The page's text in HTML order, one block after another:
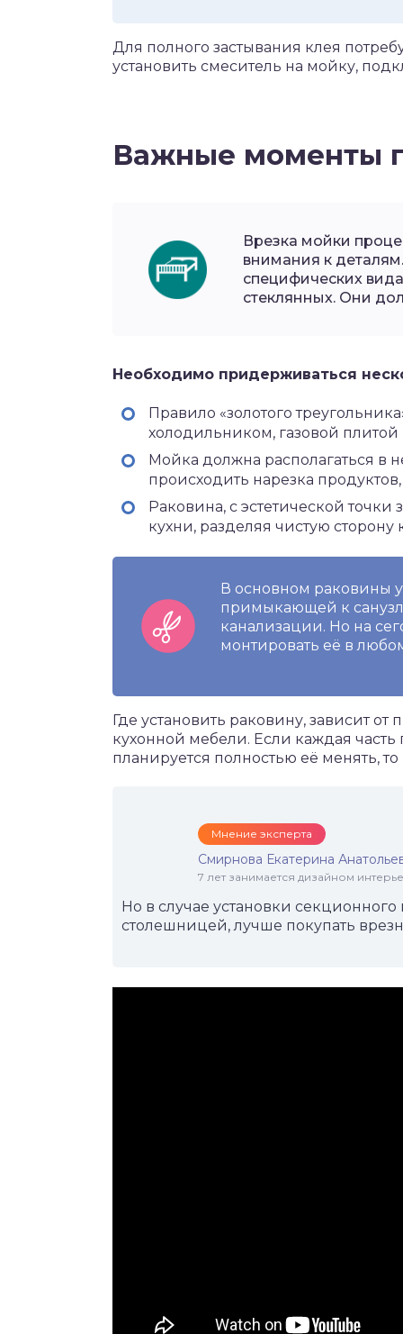
Для полного застывания клея
установить смеситель на мойку,
Важные моменты
Врезка мойки
внимания к
специфических
стеклянных. Они
Необходимо придерживаться
Правило «золотого
холодильником, газовой
Мойка должна располагаться в
происходить нарезка
Раковина, с эстетической
кухни, разделяя чистую
В основном раковины
примыкающей к
канализации. Но на
монтировать её в
Где установить раковину, зависит
кухонной мебели. Если каждая
планируется полностью её менять,
Мнение эксперта
Смирнова Екатерина
7 лет занимается дизайном
Но в случае установки
столешницей, лучше покупать